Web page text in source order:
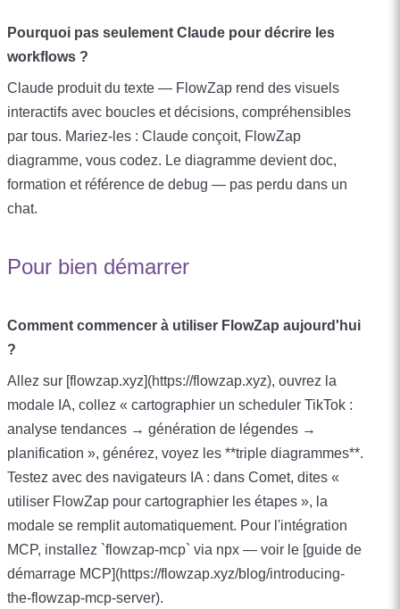
Pourquoi pas seulement Claude pour décrire les
workflows ?
Claude produit du texte — FlowZap rend des visuels
interactifs avec boucles et décisions, compréhensibles
par tous. Mariez‑les : Claude conçoit, FlowZap
diagramme, vous codez. Le diagramme devient doc,
formation et référence de debug — pas perdu dans un
chat.
Pour bien démarrer
Comment commencer à utiliser FlowZap aujourd'hui
?
Allez sur [flowzap.xyz](https://flowzap.xyz), ouvrez la
modale IA, collez « cartographier un scheduler TikTok :
analyse tendances → génération de légendes →
planification », générez, voyez les **triple diagrammes**.
Testez avec des navigateurs IA : dans Comet, dites «
utiliser FlowZap pour cartographier les étapes », la
modale se remplit automatiquement. Pour l'intégration
MCP, installez `flowzap-mcp` via npx — voir le [guide de
démarrage MCP](https://flowzap.xyz/blog/introducing-
the-flowzap-mcp-server).